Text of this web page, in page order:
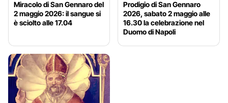
Miracolo di San Gennaro del
2 maggio 2026: il sangue si
è sciolto alle 17.04
Prodigio di San Gennaro
2026, sabato 2 maggio alle
16.30 la celebrazione nel
Duomo di Napoli